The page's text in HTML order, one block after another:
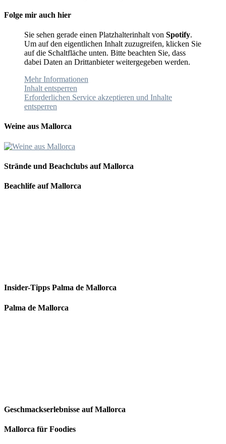
Folge mir auch hier
Sie sehen gerade einen Platzhalterinhalt von Spotify.
Um auf den eigentlichen Inhalt zuzugreifen, klicken Sie
auf die Schaltfläche unten. Bitte beachten Sie, dass
dabei Daten an Drittanbieter weitergegeben werden.
Mehr Informationen
Inhalt entsperren
Erforderlichen Service akzeptieren und Inhalte
entsperren
Weine aus Mallorca
Strände und Beachclubs auf Mallorca
Beachlife auf Mallorca
Insider-Tipps Palma de Mallorca
Palma de Mallorca
Geschmackserlebnisse auf Mallorca
Mallorca für Foodies